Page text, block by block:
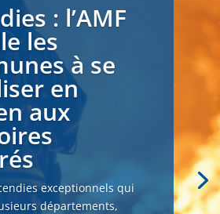
: l’AMF
les
à se
en
aux
exceptionnels qui
départements,